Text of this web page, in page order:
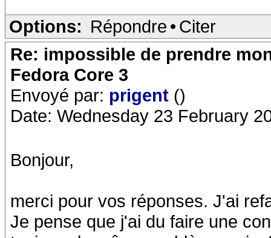
Options: Répondre • Citer
Re: impossible de prendre
Fedora Core 3
Envoyé par: prigent ()
Date: Wednesday 23 February
Bonjour,
merci pour vos réponses. J'ai
Je pense que j'ai du faire une